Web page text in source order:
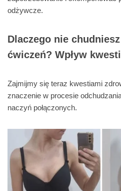
odżywcze.
Dlaczego nie
ćwiczeń? Wpływ
Zajmijmy się teraz kwestiami
znaczenie w procesie
naczyń połączonych.